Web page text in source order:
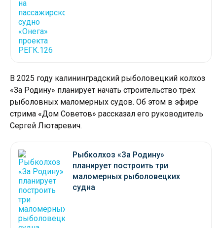
В 2025 году калининградский рыболовецкий колхоз
«За Родину» планирует начать строительство трех
рыболовных маломерных судов. Об этом в эфире
стрима «Дом Советов» рассказал его руководитель
Сергей Лютаревич.
Рыбколхоз «За Родину»
планирует построить три
маломерных рыболовецких
судна